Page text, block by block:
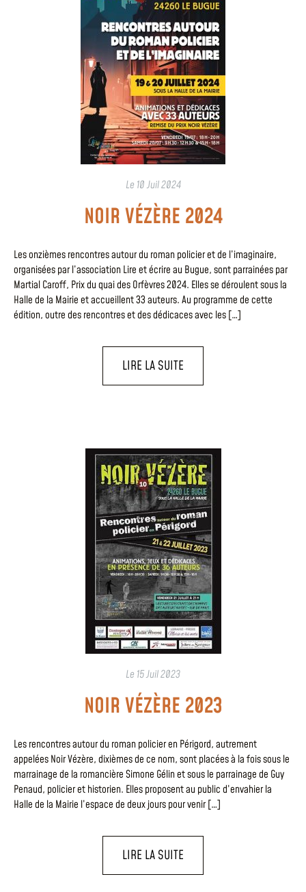
Le 10 Juil 2024
NOIR VÉZÈRE 2024
Les onzièmes rencontres autour du roman policier et de l’imaginaire,
organisées par l’association Lire et écrire au Bugue, sont parrainées par
Martial Caroff, Prix du quai des Orfèvres 2024. Elles se déroulent sous la
Halle de la Mairie et accueillent 33 auteurs. Au programme de cette
édition, outre des rencontres et des dédicaces avec les […]
LIRE LA SUITE
Le 15 Juil 2023
NOIR VÉZÈRE 2023
Les rencontres autour du roman policier en Périgord, autrement
appelées Noir Vézère, dixièmes de ce nom, sont placées à la fois sous le
marrainage de la romancière Simone Gélin et sous le parrainage de Guy
Penaud, policier et historien. Elles proposent au public d’envahier la
Halle de la Mairie l’espace de deux jours pour venir […]
LIRE LA SUITE